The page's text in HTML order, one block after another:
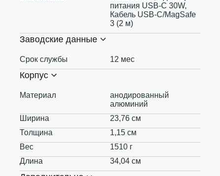
питания USB‑C 30W,
Кабель USB‑C/MagSafe
3 (2 м)
Заводские данные
Срок службы 12 мес
Корпус
Материал
анодированный
алюминий
Ширина
23,76 см
Толщина
1,15 см
Вес
1510 г
Длина
34,04 см